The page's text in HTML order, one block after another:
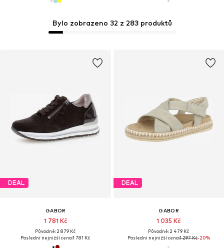
Bylo zobrazeno 32 z 283 produktů
DEAL
GABOR
1 781 Kč
Původně: 2 879 Kč
Poslední nejnižší cena:1 781 Kč
DEAL
GABOR
1 035 Kč
Původně: 2 479 Kč
Poslední nejnižší cena:1 297 Kč-20%